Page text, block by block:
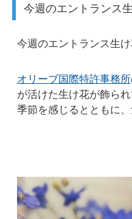
今週のエントランス
今週のエントランス生け
オリーブ国際特許事務所
が活けた生け花が飾られ
季節を感じるとともに、